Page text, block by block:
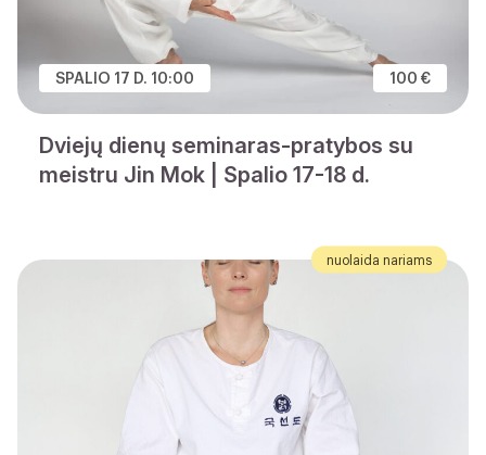
SPALIO 17 D. 10:00 100 €
Dviejų dienų seminaras-pratybos su
meistru Jin Mok | Spalio 17-18 d.
nuolaida nariams